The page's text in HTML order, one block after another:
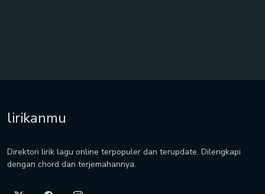
lirikanmu
Direktori lirik lagu online terpopuler dan terupdate. Dilengkapi
dengan chord dan terjemahannya.